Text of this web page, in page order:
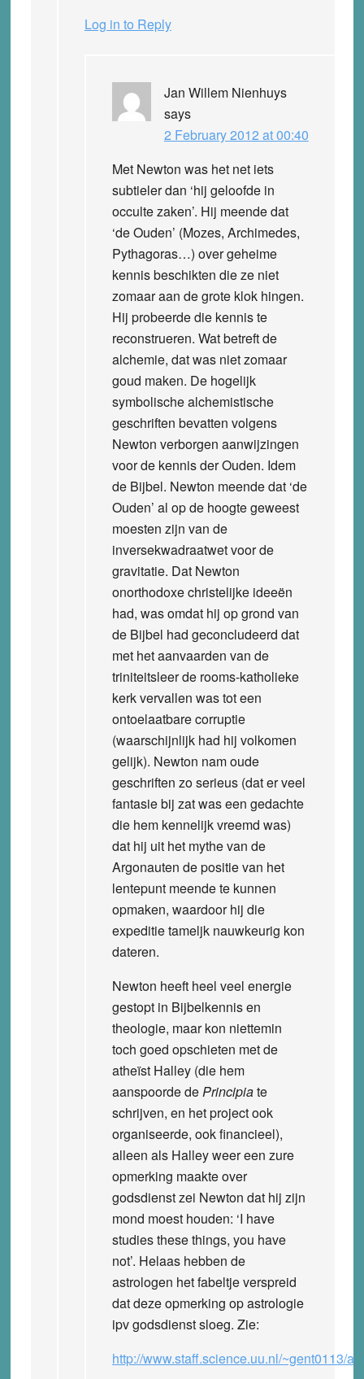
Log in to Reply
Jan Willem Nienhuys
says
2 February 2012 at 00:40
Met Newton was het net iets
subtieler dan ‘hij geloofde in
occulte zaken’. Hij meende dat
‘de Ouden’ (Mozes, Archimedes,
Pythagoras…) over geheime
kennis beschikten die ze niet
zomaar aan de grote klok hingen.
Hij probeerde die kennis te
reconstrueren. Wat betreft de
alchemie, dat was niet zomaar
goud maken. De hogelijk
symbolische alchemistische
geschriften bevatten volgens
Newton verborgen aanwijzingen
voor de kennis der Ouden. Idem
de Bijbel. Newton meende dat ‘de
Ouden’ al op de hoogte geweest
moesten zijn van de
inversekwadraatwet voor de
gravitatie. Dat Newton
onorthodoxe christelijke ideeën
had, was omdat hij op grond van
de Bijbel had geconcludeerd dat
met het aanvaarden van de
triniteitsleer de rooms-katholieke
kerk vervallen was tot een
ontoelaatbare corruptie
(waarschijnlijk had hij volkomen
gelijk). Newton nam oude
geschriften zo serieus (dat er veel
fantasie bij zat was een gedachte
die hem kennelijk vreemd was)
dat hij uit het mythe van de
Argonauten de positie van het
lentepunt meende te kunnen
opmaken, waardoor hij die
expeditie tameljk nauwkeurig kon
dateren.
Newton heeft heel veel energie
gestopt in Bijbelkennis en
theologie, maar kon niettemin
toch goed opschieten met de
atheïst Halley (die hem
aanspoorde dePrincipiate
schrijven, en het project ook
organiseerde, ook financieel),
alleen als Halley weer een zure
opmerking maakte over
godsdienst zei Newton dat hij zijn
mond moest houden: ‘I have
studies these things, you have
not’. Helaas hebben de
astrologen het fabeltje verspreid
dat deze opmerking op astrologie
ipv godsdienst sloeg. Zie:
http://www.staff.science.uu.nl/~gent0113/